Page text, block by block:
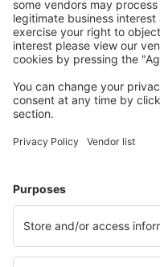
Planera din resa
Billiga flyg
Weekendresor
Flyg+Hotell
Hotell
Transfer